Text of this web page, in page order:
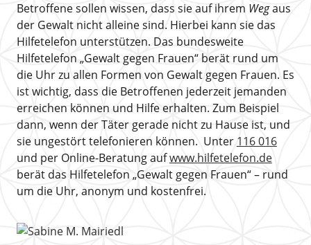
Betroffene sollen wissen, dass sie auf ihrem Wegaus
der Gewalt nicht alleine sind. Hierbei kann sie das
Hilfetelefon unterstützen. Das bundesweite
Hilfetelefon „Gewalt gegen Frauen“ berät rund um
die Uhr zu allen Formen von Gewalt gegen Frauen. Es
ist wichtig, dass die Betroffenen jederzeit jemanden
erreichen können und Hilfe erhalten. Zum Beispiel
dann, wenn der Täter gerade nicht zu Hause ist, und
sie ungestört telefonieren können. Unter 116 016
und per Online-Beratung aufwww.hilfetelefon.de
berät das Hilfetelefon „Gewalt gegen Frauen“ – rund
um die Uhr, anonym und kostenfrei.